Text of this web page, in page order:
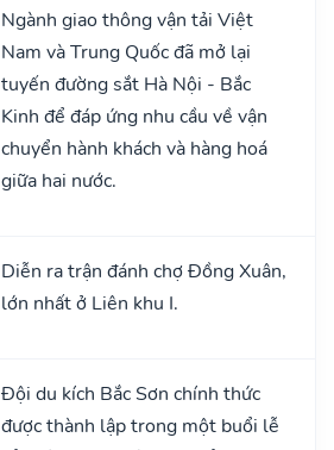
Ngành giao thông vận tải Việt
Nam và Trung Quốc đã mở lại
tuyến đường sắt Hà Nội - Bắc
Kinh để đáp ứng nhu cầu về vận
chuyển hành khách và hàng hoá
giữa hai nước.
Diễn ra trận đánh chợ Đồng Xuân,
lớn nhất ở Liên khu I.
Đội du kích Bắc Sơn chính thức
được thành lập trong một buổi lễ